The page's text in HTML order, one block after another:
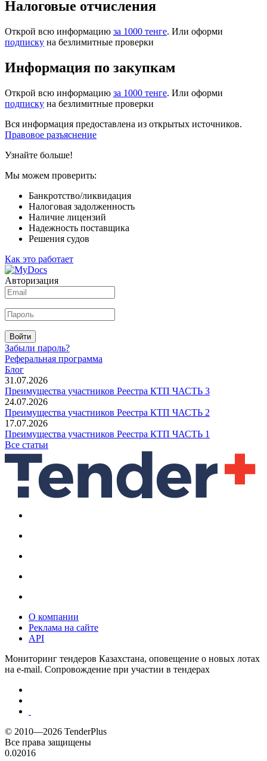
Налоговые отчисления
Открой всю информацию за 1000 тенге. Или оформи
подписку на безлимитные проверки
Информация по закупкам
Открой всю информацию за 1000 тенге. Или оформи
подписку на безлимитные проверки
Вся информация предоставлена из открытых источников.
Правовое разъяснение
Узнайте больше!
Мы можем проверить:
Банкротство/ликвидация
Налоговая задолженность
Наличие лицензий
Надежность поставщика
Решения судов
Как это работает
Авторизация
Войти
Забыли пароль?
Реферальная программа
Блог
31.07.2026
Преимущества участников Реестра КТП ЧАСТЬ 3
24.07.2026
Преимущества участников Реестра КТП ЧАСТЬ 2
17.07.2026
Преимущества участников Реестра КТП ЧАСТЬ 1
Все статьи
О компании
Реклама на сайте
API
Мониторинг тендеров Казахстана, оповещение о новых лотах
на e-mail. Сопровождение при участии в тендерах
© 2010—2026 TenderPlus
Все права защищены
0.02016